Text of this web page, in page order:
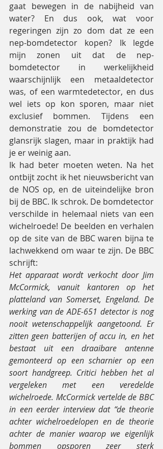
gaat bewegen in de nabijheid van
water? En dus ook, wat voor
regeringen zijn zo dom dat ze een
nep-bomdetector kopen? Ik legde
mijn zonen uit dat de nep-
bomdetector in werkelijkheid
waarschijnlijk een metaaldetector
was, of een warmtedetector, en dus
wel iets op kon sporen, maar niet
exclusief bommen. Tijdens een
demonstratie zou de bomdetector
glansrijk slagen, maar in praktijk had
je er weinig aan.
Ik had beter moeten weten. Na het
ontbijt zocht ik het nieuwsbericht van
de NOS op, en de uiteindelijke bron
bij de BBC. Ik schrok. De bomdetector
verschilde in helemaal niets van een
wichelroede! De beelden en verhalen
op de site van de BBC waren bijna te
lachwekkend om waar te zijn. De BBC
schrijft:
Het apparaat wordt verkocht door Jim
McCormick, vanuit kantoren op het
platteland van Somerset, Engeland. De
werking van de ADE-651 detector is nog
nooit wetenschappelijk aangetoond. Er
zitten geen batterijen of accu in, en het
bestaat uit een draaibare antenne
gemonteerd op een scharnier op een
soort handgreep. Critici hebben het al
vergeleken met een veredelde
wichelroede. McCormick vertelde de BBC
in een eerder interview dat “de theorie
achter wichelroedelopen en de theorie
achter de manier waarop we eigenlijk
bommen opsporen zeer sterk